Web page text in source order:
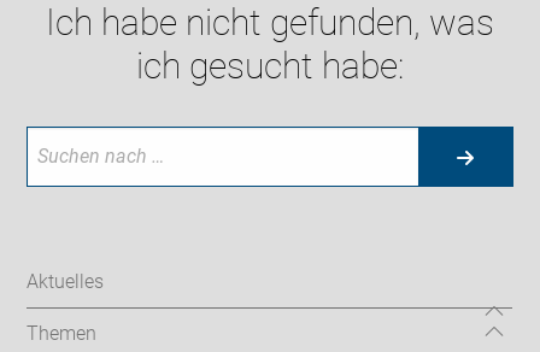
Ich habe nicht gefunden, was
ich gesucht habe:
Aktuelles
Themen